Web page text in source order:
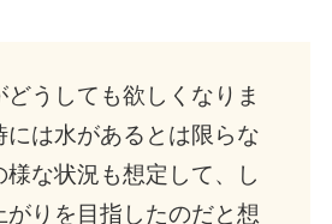
うしても欲しくなりま
には水があるとは限らな
な状況も想定して、し
がりを目指したのだと想